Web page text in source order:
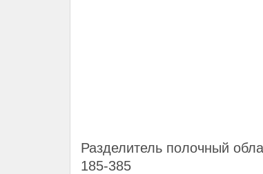
Разделитель полочный
185-385